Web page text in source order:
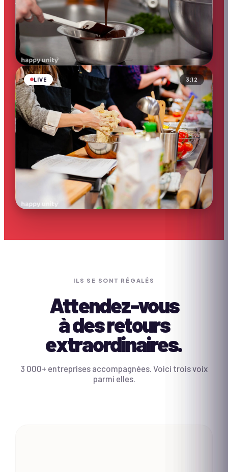
LIVE 3:12
CULINAIRE
Défi des chefs
▶
ILS SE SONT RÉGALÉS
Attendez-vous
à des retours
extraordinaires.
3 000+ entreprises accompagnées. Voici trois voix
parmi elles.